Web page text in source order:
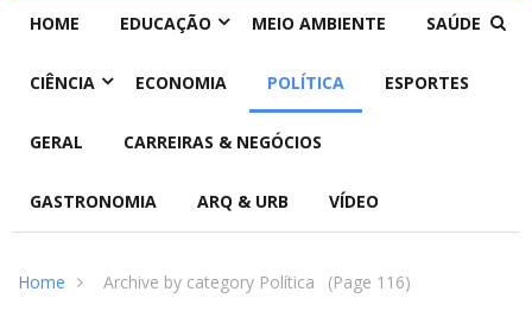
HOME EDUCAÇÃO MEIO AMBIENTE SAÚDE
CIÊNCIA ECONOMIA POLÍTICA ESPORTES
GERAL CARREIRAS & NEGÓCIOS
GASTRONOMIA ARQ & URB VÍDEO
Home Archive by category Política (Page 116)